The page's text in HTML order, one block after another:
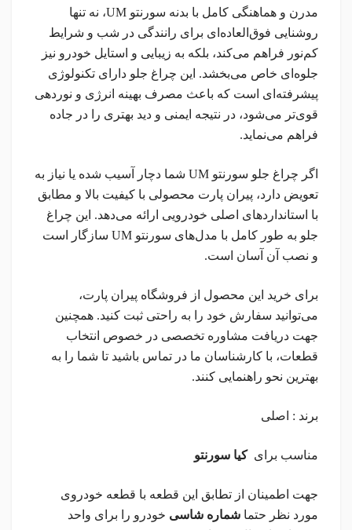
مدرن و هماهنگی کامل با بدنه سورنتو UM، نه تنها
روشنایی فوق‌العاده‌ای برای رانندگی در شب و شرایط
کم‌نور فراهم می‌کند، بلکه به زیبایی و استایل خودرو نیز
جلوه‌ای خاص می‌بخشد. این چراغ جلو دارای تکنولوژی
پیشرفته‌ای است که باعث مصرف بهینه انرژی و نوردهی
قوی‌تر می‌شود، در نتیجه ایمنی و دید بهتری را در جاده
فراهم می‌نماید.
اگر چراغ جلو سورنتو UM شما دچار آسیب شده یا نیاز به
تعویض دارد، پیران پارت محصولی با کیفیت بالا و مطابق
با استانداردهای اصلی خودرویی ارائه می‌دهد. این چراغ
جلو به طور کامل با مدل‌های سورنتو UM سازگار است
و نصب آن آسان است.
برای خرید این محصول از فروشگاه پیران پارت،
می‌توانید سفارش خود را به راحتی ثبت کنید. همچنین
جهت دریافت مشاوره تخصصی در خصوص انتخاب
قطعات، با کارشناسان ما در تماس باشید تا شما را به
بهترین نحو راهنمایی کنند.
برند : اصلی
مناسب برای کیا سورنتو
جهت اطمینان از تطابق این قطعه با قطعه خودروی
مورد نظر حتما شماره شاسی خودرو را برای واحد